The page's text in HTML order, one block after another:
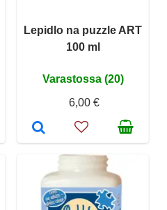
Lepidlo na puzzle ART
100 ml
Varastossa (20)
6,00 €